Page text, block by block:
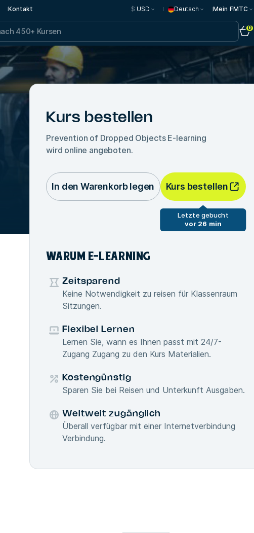
Kontakt $ USD Deutsch Mein FMTC
0
Kurs bestellen
Prevention of Dropped Objects E-learning
wird online angeboten.
In den Warenkorb legen Kurs bestellen
Letzte gebucht
vor 26 min
WARUM E-LEARNING
Zeitsparend
Keine Notwendigkeit zu reisen für Klassenraum
Sitzungen.
Flexibel Lernen
Lernen Sie, wann es Ihnen passt mit 24/7-
Zugang Zugang zu den Kurs Materialien.
Kostengünstig
Sparen Sie bei Reisen und Unterkunft Ausgaben.
Weltweit zugänglich
Überall verfügbar mit einer Internetverbindung
Verbindung.